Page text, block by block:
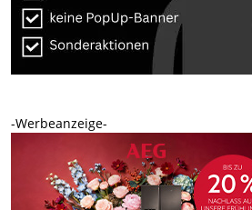
-Werbeanzeige-